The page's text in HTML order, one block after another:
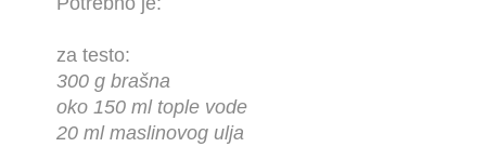
za testo:
300 g brašna
oko 150 ml tople vode
20 ml maslinovog ulja